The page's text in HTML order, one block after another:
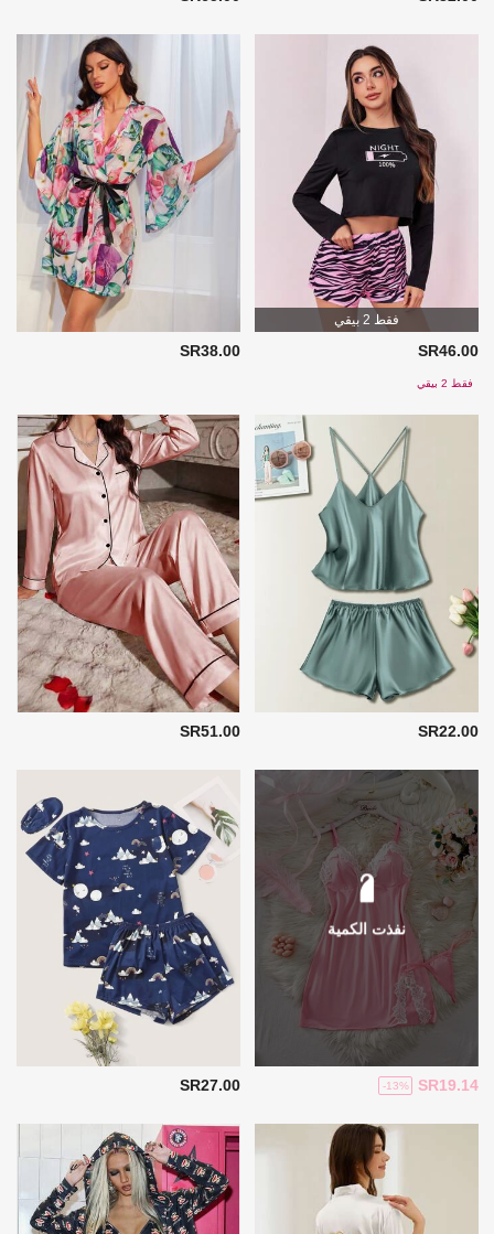
فقط 2 بيقي
SR46.00
فقط 2 بيقي
SR38.00
SR22.00
SR51.00
نفذت الكمية
SR19.14
-13%
SR27.00